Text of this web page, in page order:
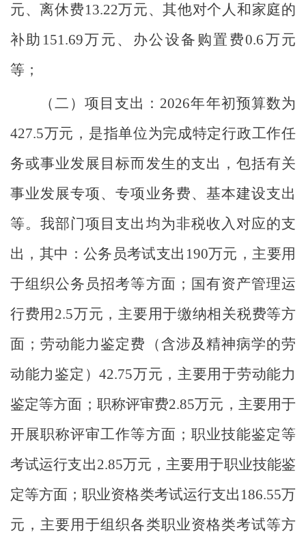
元、离休费13.22万元、其他对个人和家庭的
补助151.69万元、 办公设备购置费0.6万元
等 ；
（二） 项目支出 ： 2026年年初预算数为
427.5万元，是指单位为完成特定行政工作任
务或事业发展目标而发生的支出，包括有关
事业发展专项、专项业务费、基本建设支出
等。我部门项目支出均为非税收入对应的支
出，其中：公务员考试支出190万元，主要用
于组织公务员招考等方面；国有资产管理运
行费用2.5万元，主要用于缴纳相关税费等方
面；劳动能力鉴定费（含涉及精神病学的劳
动能力鉴定）42.75万元，主要用于劳动能力
鉴定等方面；职称评审费2.85万元，主要用于
开展职称评审工作等方面；职业技能鉴定等
考试运行支出2.85万元，主要用于职业技能鉴
定等方面；职业资格类考试运行支出186.55万
元，主要用于组织各类职业资格类考试等方